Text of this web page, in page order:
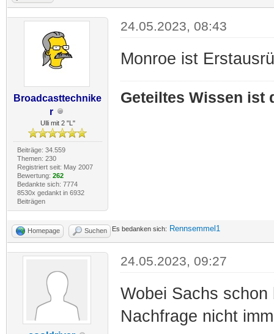
Broadcasttechnike
r
Ulli mit 2 "L"
Beiträge: 34.559
Themen: 230
Registriert seit: May 2007
Bewertung: 262
Bedankte sich: 7774
8530x gedankt in 6932
Beiträgen
24.05.2023, 08:43
Monroe ist
Geteiltes Wissen ist
Homepage Suchen Es bedanken sich: Rennsemmel1
24.05.2023, 09:27
Wobei Sachs
Nachfrage nicht